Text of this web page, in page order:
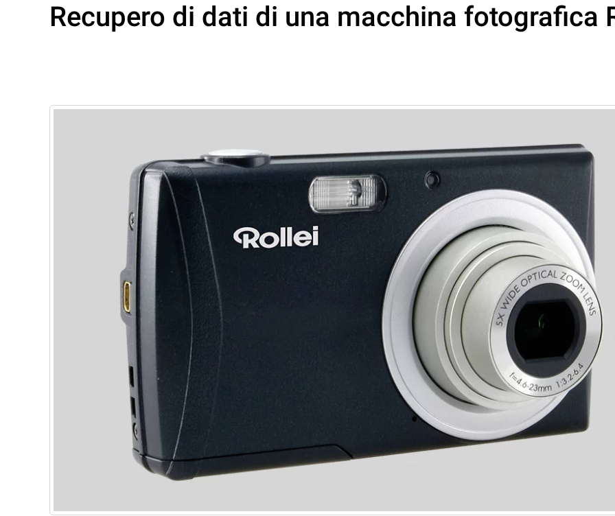
Recupero di dati di una macchina fotografica